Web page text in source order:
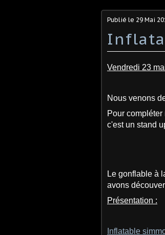
Publié le 29 Mai
Vendredi 23
Nous venons
Pour
c'est un stand
Le gonflable à
avons
Présentation :
Inflatable